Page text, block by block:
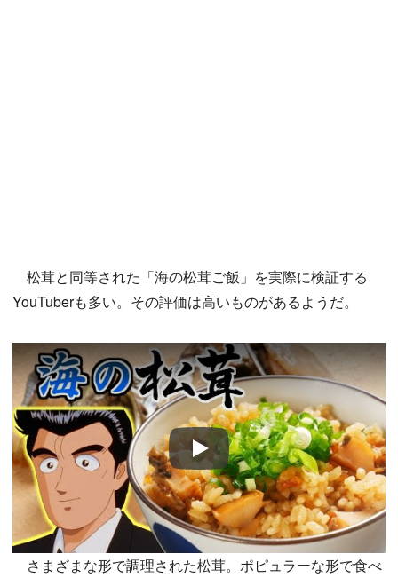
松茸と同等された「海の松茸ご飯」を実際に検証する
YouTuberも多い。その評価は高いものがあるようだ。
Play
さまざまな形で調理された松茸。ポピュラーな形で食べ